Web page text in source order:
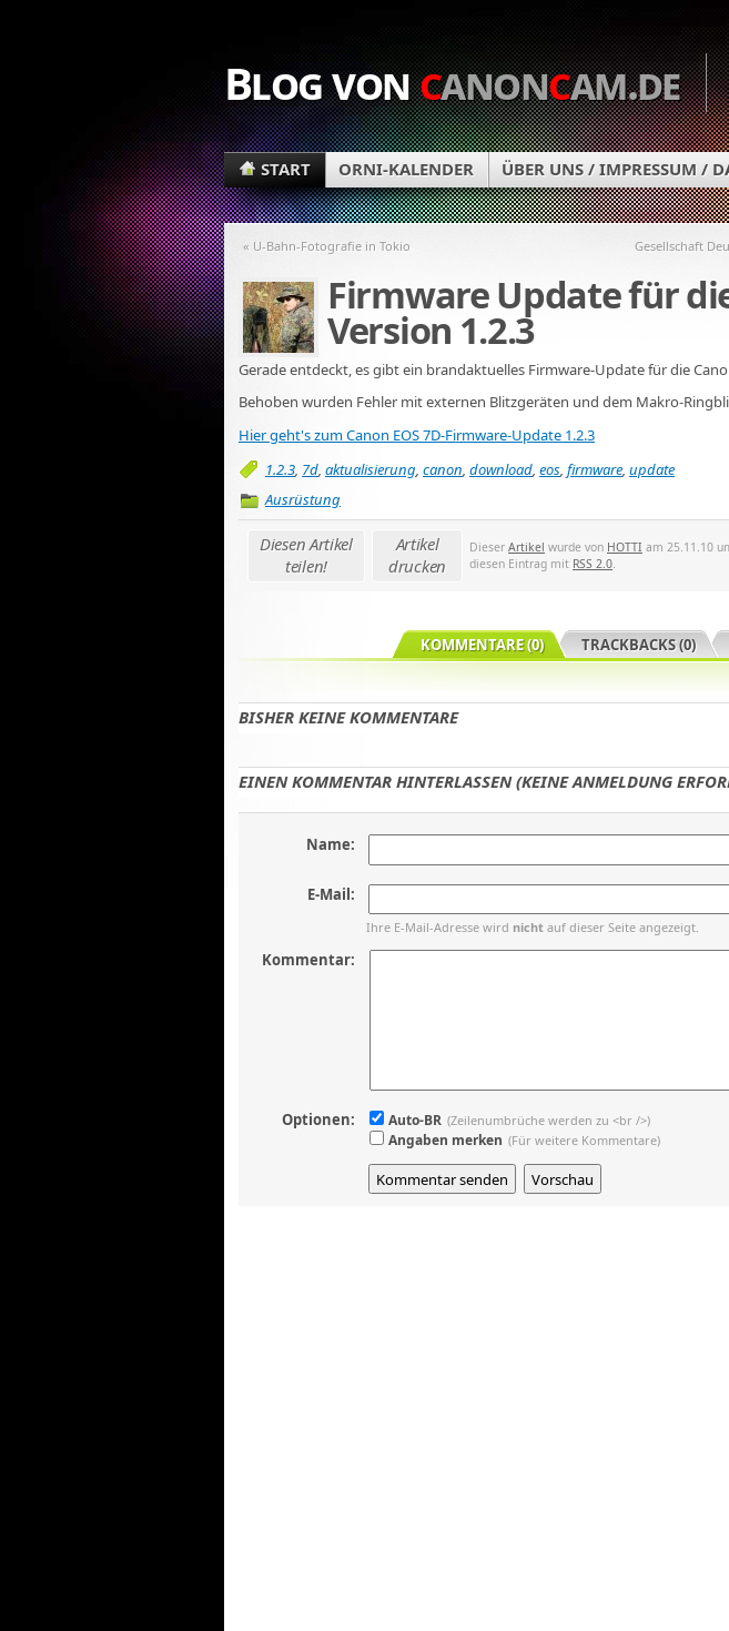
Blog voncanoncam.de
START ORNI-KALENDER ÜBER UNS / IMPRESSUM /
« U-Bahn-Fotografie in Tokio
Gesellschaft
Firmware Update für
Version 1.2.3
Gerade entdeckt, es gibt ein brandaktuelles Firmware-Update für die
Behoben wurden Fehler mit externen Blitzgeräten und dem Makro-
Hier geht's zum Canon EOS 7D-Firmware-Update 1.2.3
1.2.3, 7d, aktualisierung, canon, download, eos, firmware, update
Ausrüstung
Diesen Artikel
teilen!
Artikel
drucken
Dieser Artikel wurde von HOTTI am 25.11.10
diesen Eintrag mit RSS 2.0
TRACKBACKS (0)
KOMMENTARE (0)
BISHER KEINE KOMMENTARE
EINEN KOMMENTAR HINTERLASSEN (KEINE ANMELDUNG
Name:
E-Mail:
Ihre E-Mail-Adresse wird nichtauf dieser Seite angezeigt.
Kommentar:
Optionen: Auto-BR (Zeilenumbrüche werden zu <br />)
Angaben merken (Für weitere Kommentare)